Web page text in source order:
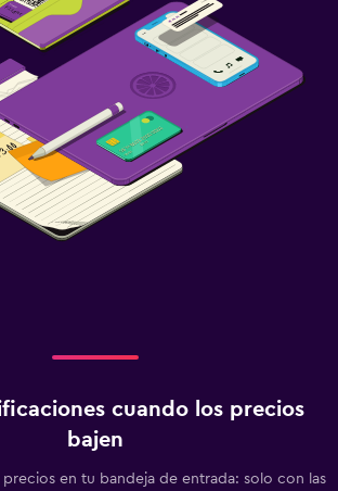
cuando los precios
bajen
en tu bandeja de entrada: solo con las